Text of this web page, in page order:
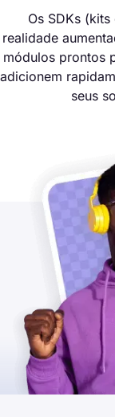
Os SDKs
realidade
módulos prontos
adicionem
seus